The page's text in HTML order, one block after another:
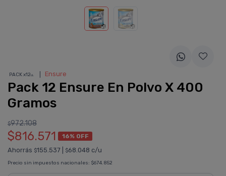
PACK x12u. Ensure
Pack 12 Ensure En Polvo X 400
Gramos
$972.108
$816.571 16% OFF
Ahorrás $155.537 $68.048 c/u
Precio sin impuestos nacionales: $674.852